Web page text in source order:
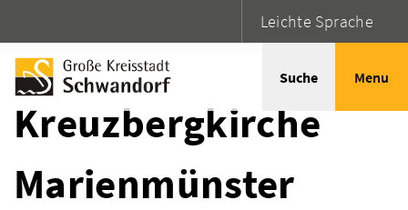
Leichte Sprache
Suche Menu
Kreuzbergkirche
Marienmünster